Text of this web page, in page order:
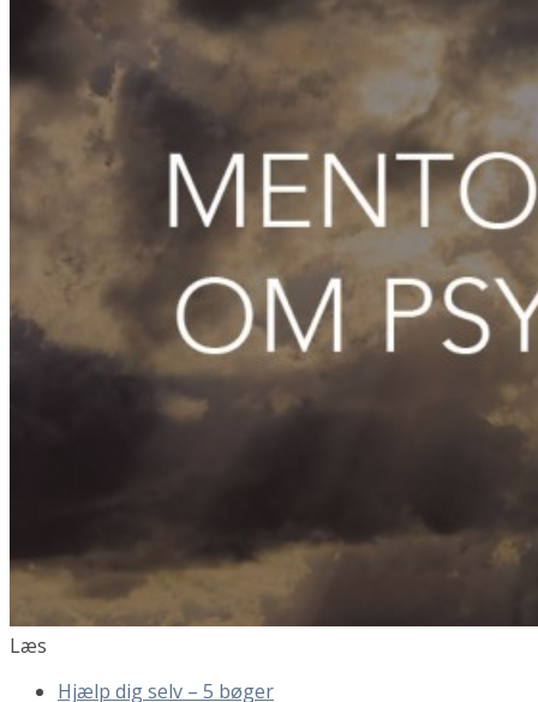
Læs
Hjælp dig selv – 5 bøger